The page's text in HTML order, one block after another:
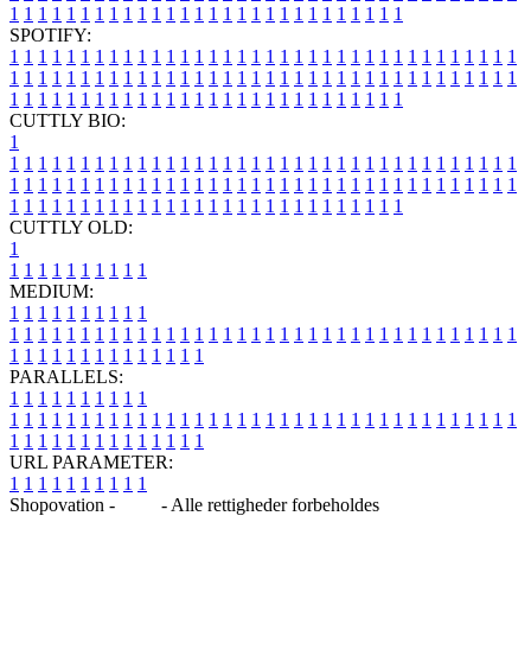
1 1 1 1 1 1 1 1 1 1 1 1 1 1 1 1 1 1 1 1 1 1 1 1 1 1 1 1
SPOTIFY:
1 1 1 1 1 1 1 1 1 1 1 1 1 1 1 1 1 1 1 1 1 1 1 1 1 1 1 1 1 1 1 1 1 1 1 1
1 1 1 1 1 1 1 1 1 1 1 1 1 1 1 1 1 1 1 1 1 1 1 1 1 1 1 1 1 1 1 1 1 1 1 1
1 1 1 1 1 1 1 1 1 1 1 1 1 1 1 1 1 1 1 1 1 1 1 1 1 1 1 1
CUTTLY BIO:
1
1 1 1 1 1 1 1 1 1 1 1 1 1 1 1 1 1 1 1 1 1 1 1 1 1 1 1 1 1 1 1 1 1 1 1 1
1 1 1 1 1 1 1 1 1 1 1 1 1 1 1 1 1 1 1 1 1 1 1 1 1 1 1 1 1 1 1 1 1 1 1 1
1 1 1 1 1 1 1 1 1 1 1 1 1 1 1 1 1 1 1 1 1 1 1 1 1 1 1 1
CUTTLY OLD:
1
1 1 1 1 1 1 1 1 1 1
MEDIUM:
1 1 1 1 1 1 1 1 1 1
1 1 1 1 1 1 1 1 1 1 1 1 1 1 1 1 1 1 1 1 1 1 1 1 1 1 1 1 1 1 1 1 1 1 1 1
1 1 1 1 1 1 1 1 1 1 1 1 1 1
PARALLELS:
1 1 1 1 1 1 1 1 1 1
1 1 1 1 1 1 1 1 1 1 1 1 1 1 1 1 1 1 1 1 1 1 1 1 1 1 1 1 1 1 1 1 1 1 1 1
1 1 1 1 1 1 1 1 1 1 1 1 1 1
URL PARAMETER:
1 1 1 1 1 1 1 1 1 1
Shopovation -
- Alle rettigheder forbeholdes